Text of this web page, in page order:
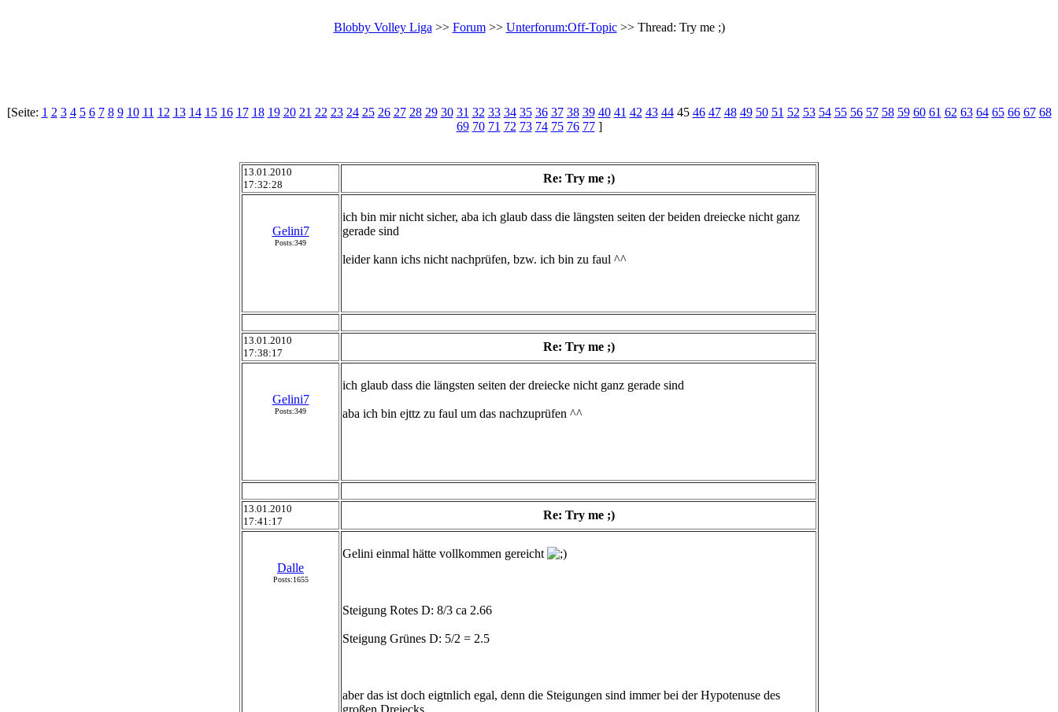
Blobby Volley Liga >> Forum>> Unterforum:Off-Topic>> Thread: Try me ;)
[Seite: 1 2 3 4 5 6 7 8 9 10 11 12 13 14 15 16 17 18 19 20 21 22 23 24 25 26 27 28 29 30 31 32 33 34 35 36 37 38 39 40 41 42 43 4445 46 47 48 49 50 51 52 53 54 55 56 57 58 59 60 61 62 63 64 65 66 67 68
69 70 71 72 73 74 75 76 77]
13.01.2010
17:32:28
Re: Try me ;)
Gelini7
Posts:349
ich bin mir nicht sicher, aba ich glaub dass die längsten seiten der beiden dreiecke nicht ganz
gerade sind
leider kann ichs nicht nachprüfen, bzw. ich bin zu faul ^^
13.01.2010
17:38:17
Re: Try me ;)
Gelini7
Posts:349
ich glaub dass die längsten seiten der dreiecke nicht ganz gerade sind
aba ich bin ejttz zu faul um das nachzuprüfen ^^
13.01.2010
17:41:17
Re: Try me ;)
Dalle
Posts:1655
Gelini einmal hätte vollkommen gereicht
Steigung Rotes D: 8/3 ca 2.66
Steigung Grünes D: 5/2 = 2.5
aber das ist doch eigtnlich egal, denn die Steigungen sind immer bei der Hypotenuse des
großen Dreiecks